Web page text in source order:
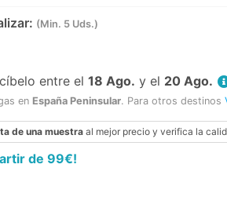
(Min. 5 Uds.)
entre el 18 Ago. y el 20 Ago.
en España Peninsular. Para otros destinos
de una muestra al mejor precio y verifica la
de 99€!